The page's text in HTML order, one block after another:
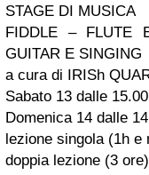
STAGE DI MUSICA
FIDDLE – FLUTE
GUITAR E SINGING
a cura di IRISh
Sabato 13 dalle
Domenica 14 dalle
lezione singola (1h e
doppia lezione (3